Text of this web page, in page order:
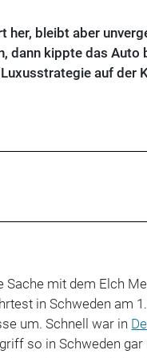
her, bleibt aber
dann kippte das
auf der
Sache mit dem Elch
in Schweden am
um. Schnell war in
so in Schweden